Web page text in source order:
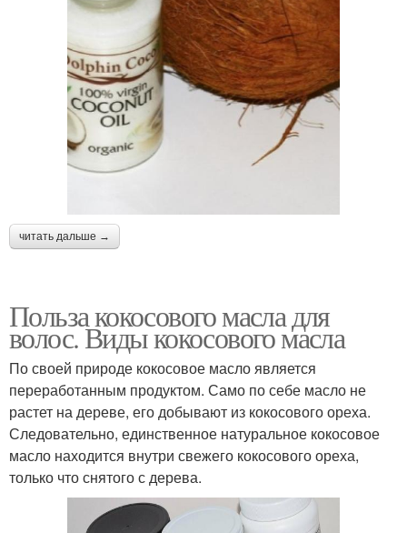
читать дальше →
Польза кокосового масла для
волос. Виды кокосового масла
По своей природе кокосовое масло является
переработанным продуктом. Само по себе масло не
растет на дереве, его добывают из кокосового ореха.
Следовательно, единственное натуральное кокосовое
масло находится внутри свежего кокосового ореха,
только что снятого с дерева.